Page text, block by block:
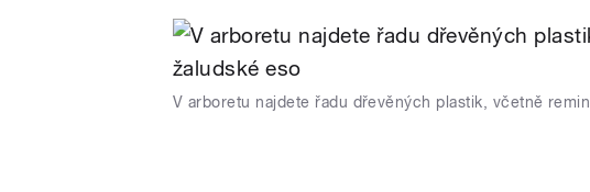
V arboretu najdete řadu dřevěných plastik, včetně